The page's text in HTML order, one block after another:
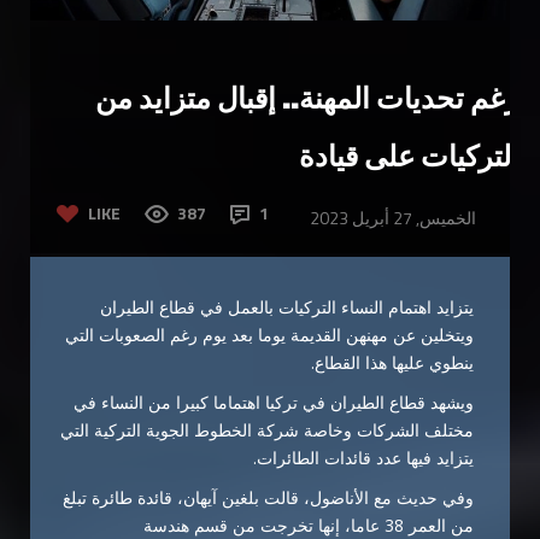
رغم تحديات المهنة.. إقبال متزايد من
التركيات على قيادة
LIKE 387 1 الخميس, 27 أبريل 2023
يتزايد اهتمام النساء التركيات بالعمل في قطاع الطيران
ويتخلين عن مهنهن القديمة يوما بعد يوم رغم الصعوبات التي
ينطوي عليها هذا القطاع.
ويشهد قطاع الطيران في تركيا اهتماما كبيرا من النساء في
مختلف الشركات وخاصة شركة الخطوط الجوية التركية التي
يتزايد فيها عدد قائدات الطائرات.
وفي حديث مع الأناضول، قالت بلغين آيهان، قائدة طائرة تبلغ
من العمر 38 عاما، إنها تخرجت من قسم هندسة